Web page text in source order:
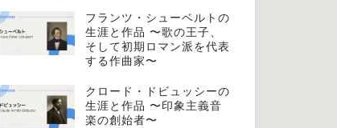
フランツ・シューベルトの
生涯と作品 〜歌の王子、
そして初期ロマン派を代表
する作曲家〜
クロード・ドビュッシーの
生涯と作品 〜印象主義音
楽の創始者〜